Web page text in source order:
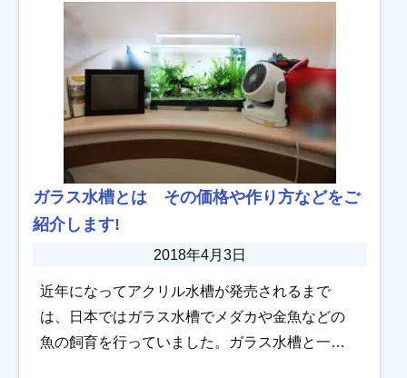
ル水槽 […]
ガラス水槽とは その価格や作り方などをご
紹介します!
2018年4月3日
近年になってアクリル水槽が発売されるまで
は、日本ではガラス水槽でメダカや金魚などの
魚の飼育を行っていました。ガラス水槽と一口